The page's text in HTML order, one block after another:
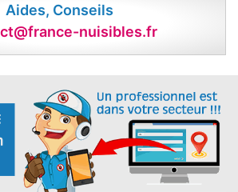
Aides, Conseils
nuisibles.fr